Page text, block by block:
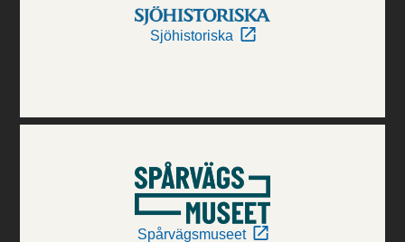
Sjöhistoriska
Spårvägsmuseet